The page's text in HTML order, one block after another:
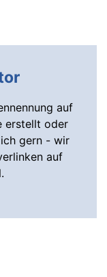
auf
erstellt oder
gern - wir
auf